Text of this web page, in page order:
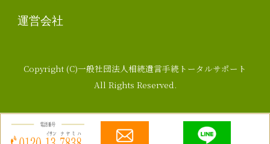
運営会社
Copyright (C)一般社団法人相続遺言手続トータルサポート
All Rights Reserved.